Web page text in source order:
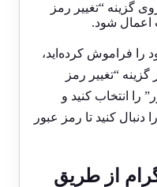
گزینه “تغییر رمز
اعمال شود.
را فراموش کرده‌اید،
“تغییر رمز
را انتخاب کنید و
کنید تا رمز عبور
از طریق